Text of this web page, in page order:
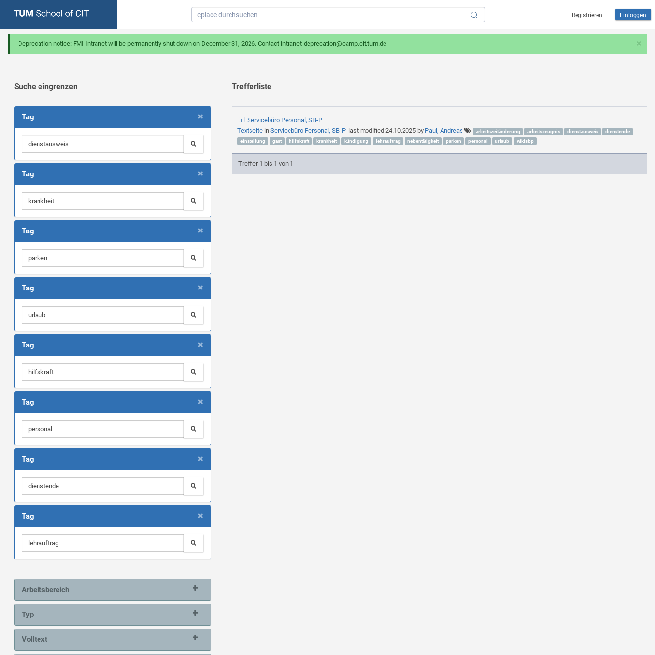
Registrieren Einloggen
×
Deprecation notice: FMI Intranet will be permanently shut down on December 31, 2026. Contact intranet-deprecation@camp.cit.tum.de
Suche eingrenzen
×
Tag
×
Tag
×
Tag
×
Tag
×
Tag
×
Tag
×
Tag
×
Tag
Arbeitsbereich
Typ
Volltext
Trefferliste
Servicebüro Personal, SB-P
Textseite inServicebüro Personal, SB-P last modified24.10.2025 by Paul, Andreas arbeitszeitänderung arbeitszeugnis dienstausweis
dienstende
einstellung
gast hilfskraft krankheit kündigung lehrauftrag nebentätigkeit parken personal urlaub wikisbp
Treffer 1 bis 1 von 1